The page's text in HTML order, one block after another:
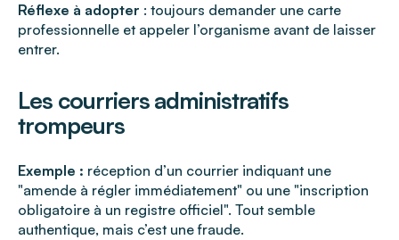
Réflexe à adopter : toujours demander une carte
professionnelle et appeler l’organisme avant de laisser
entrer.
Les courriers administratifs
trompeurs
Exemple : réception d’un courrier indiquant une
"amende à régler immédiatement" ou une "inscription
obligatoire à un registre officiel". Tout semble
authentique, mais c’est une fraude.